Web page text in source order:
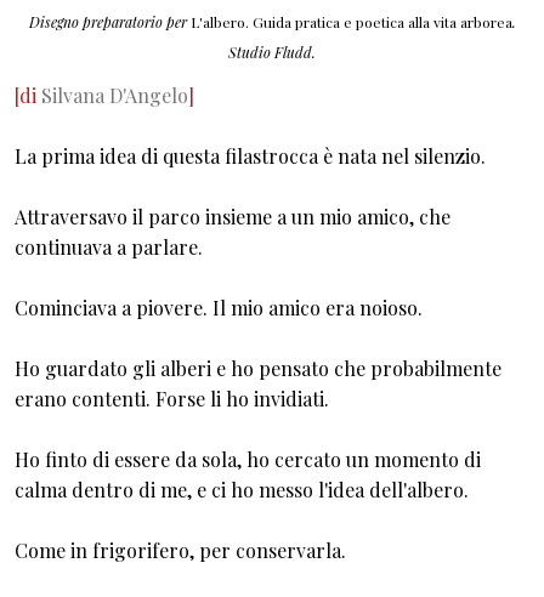
Disegno preparatorio perL'albero. Guida pratica e poetica alla vita arborea.
Studio Fludd.
[di Silvana D'Angelo]
La prima idea di questa filastrocca è nata nel silenzio.
Attraversavo il parco insieme a un mio amico, che
continuava a parlare.
Cominciava a piovere. Il mio amico era noioso.
Ho guardato gli alberi e ho pensato che probabilmente
erano contenti. Forse li ho invidiati.
Ho finto di essere da sola, ho cercato un momento di
calma dentro di me, e ci ho messo l'idea dell'albero.
Come in frigorifero, per conservarla.